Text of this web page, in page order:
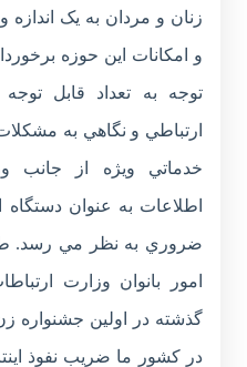
زنان و مردان به يک اندازه
و امکانات اين حوزه
توجه به تعداد قابل توجه
ارتباطي و نگاهي به
خدماتي ويژه از جانب
اطلاعات به عنوان دستگاه
ضروري به نظر مي رسد.
امور بانوان وزارت
گذشته در اولين جشنواره